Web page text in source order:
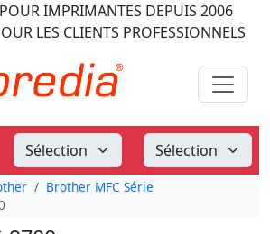
IMPRIMANTES DEPUIS 2006
LES CLIENTS PROFESSIONNELS
Brother MFC Série